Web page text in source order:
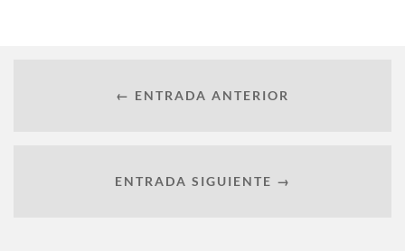
← ENTRADA ANTERIOR
ENTRADA SIGUIENTE →